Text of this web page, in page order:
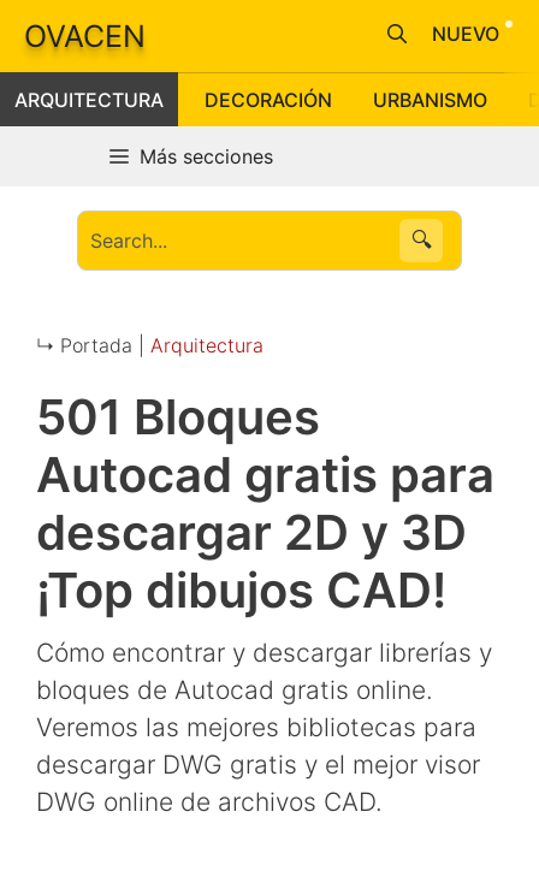
Saltar
contenido
OVACEN
ARQUITECTURA DECORACIÓN URBANISMO
NUEVO
Más secciones
🔍
↳ Portada | Arquitectura
501 Bloques
Autocad gratis para
descargar 2D y 3D
¡Top dibujos CAD!
Cómo encontrar y descargar librerías y
bloques de Autocad gratis online.
Veremos las mejores bibliotecas para
descargar DWG gratis y el mejor visor
DWG online de archivos CAD.